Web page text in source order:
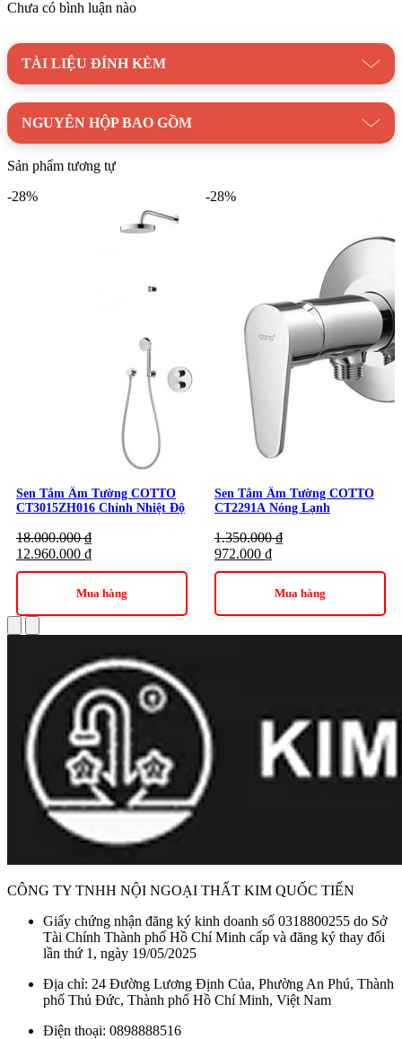
Chưa có bình luận nào
TÀI LIỆU ĐÍNH KÈM
NGUYÊN HỘP BAO GỒM
Sản phẩm tương tự
-28%
Sen Tắm Âm Tường COTTO
CT3015ZH016 Chỉnh Nhiệt Độ
18.000.000₫
12.960.000 ₫
Mua hàng
-28%
Sen Tắm Âm Tường COTTO
CT2291A Nóng Lạnh
1.350.000₫
972.000 ₫
Mua hàng
CÔNG TY TNHH NỘI NGOẠI THẤT KIM QUỐC TIẾN
Giấy chứng nhận đăng ký kinh doanh số 0318800255 do Sở
Tài Chính Thành phố Hồ Chí Minh cấp và đăng ký thay đổi
lần thứ 1, ngày 19/05/2025
Địa chỉ: 24 Đường Lương Định Của, Phường An Phú, Thành
phố Thủ Đức, Thành phố Hồ Chí Minh, Việt Nam
Điện thoại: 0898888516